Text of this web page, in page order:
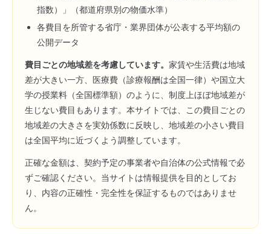
指数）」（都道府県別の物価水準）
各費目を所管する省庁・業界団体が公表する平均額の
公開データ
費目ごとの地域差を考慮しています。 家賃や生活費は地域
差が大きい一方、医療費（診療報酬は全国一律）や国立大
学の授業料（全国標準額）のように、制度上ほぼ地域差が
生じない費目もあります。本サイトでは、この費目ごとの
地域差の大きさを実効係数に反映し、地域差の小さい費目
は全国平均に近づくよう調整しています。
正確な金額は、契約予定の事業者や自治体の公式情報で必
ずご確認ください。当サイトは情報提供を目的としてお
り、内容の正確性・完全性を保証するものではありませ
ん。